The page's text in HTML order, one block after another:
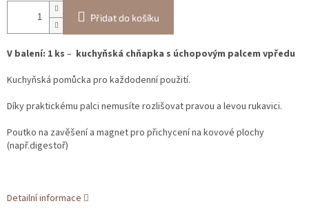
Přidat do košíku
V balení: 1 ks – kuchyňská chňapka s úchopovým palcem vpředu
Kuchyňská pomůcka pro každodenní použití.
Díky praktickému palci nemusíte rozlišovat pravou a levou rukavici.
Poutko na zavěšení a magnet pro přichycení na kovové plochy
(např.digestoř)
Detailní informace